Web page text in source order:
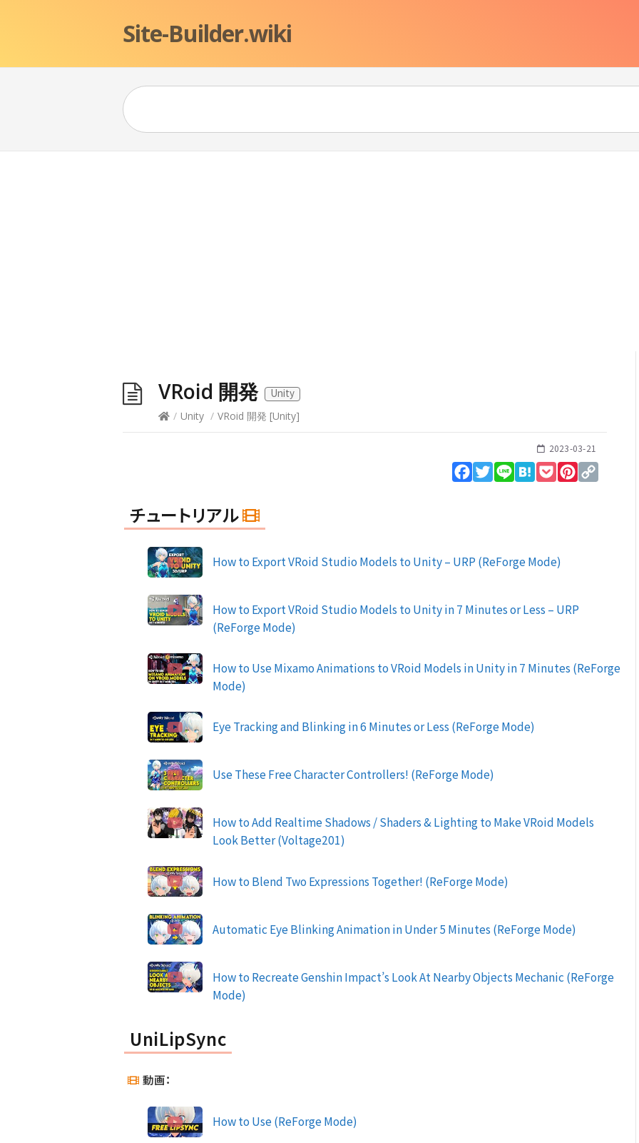
Site-Builder.wiki
VRoid 開発
Unity
/ Unity / VRoid 開発 [Unity]
2023-03-21
Facebook
Twitter
Line HatenaPocketPinterest
チュートリアル
How to Export VRoid Studio Models to Unity – URP (ReForge Mode)
How to Export VRoid Studio Models to Unity in 7 Minutes or Less – URP
(ReForge Mode)
How to Use Mixamo Animations to VRoid Models in Unity in 7 Minutes (ReForge
Mode)
Eye Tracking and Blinking in 6 Minutes or Less (ReForge Mode)
Use These Free Character Controllers! (ReForge Mode)
How to Add Realtime Shadows / Shaders & Lighting to Make VRoid Models
Look Better (Voltage201)
How to Blend Two Expressions Together! (ReForge Mode)
Automatic Eye Blinking Animation in Under 5 Minutes (ReForge Mode)
How to Recreate Genshin Impact’s Look At Nearby Objects Mechanic (ReForge
Mode)
UniLipSync
動画：
How to Use (ReForge Mode)